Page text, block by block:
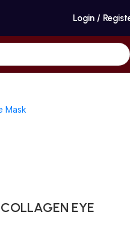
Login /
EYE